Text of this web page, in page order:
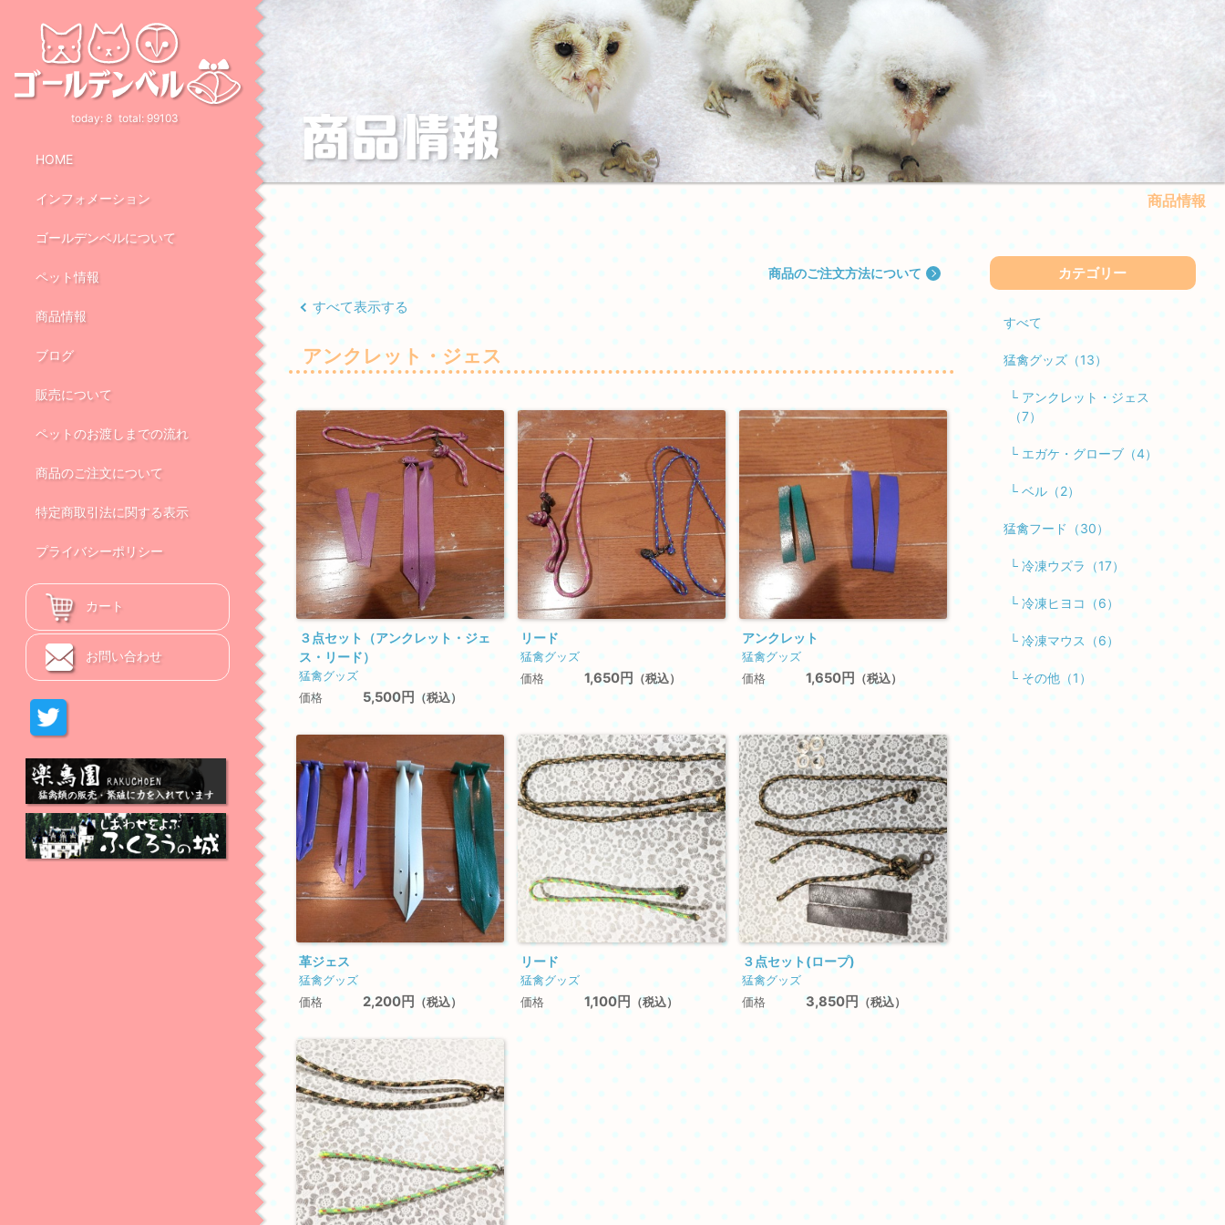
HOME
インフォメーション
ゴールデンベルについて
ペット情報
商品情報
ブログ
販売について
ペットのお渡しまでの流れ
商品のご注文について
特定商取引法に関する表示
プライバシーポリシー
カート
お問い合わせ
today: 8 total: 99103
商品情報
商品のご注文方法について
すべて表示する
アンクレット・ジェス
３点セット（アンクレット・ジェ
ス・リード）
猛禽グッズ
価格 5,500円 （税込）
リード
猛禽グッズ
価格 1,650円 （税込）
アンクレット
猛禽グッズ
価格 1,650円 （税込）
革ジェス
猛禽グッズ
価格 2,200円 （税込）
リード
猛禽グッズ
価格 1,100円 （税込）
３点セット(ロープ)
猛禽グッズ
価格 3,850円 （税込）
カテゴリー
すべて
猛禽グッズ（13）
└ アンクレット・ジェス
（7）
└ エガケ・グローブ（4）
└ ベル（2）
猛禽フード（30）
└ 冷凍ウズラ（17）
└ 冷凍ヒヨコ（6）
└ 冷凍マウス（6）
└ その他（1）